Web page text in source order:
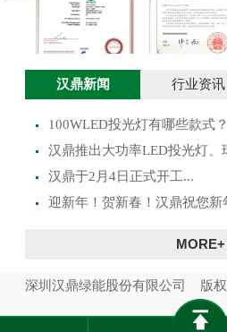
澳大利亚SAA证
书
投光灯实用
汉鼎新闻 行业资讯
100WLED投光灯有哪些款式
汉鼎推出大功率LED投光灯、
汉鼎于2月4日正式开工...
迎新年！贺新春！汉鼎祝您新
MORE+
深圳汉鼎绿能股份有限公司 版